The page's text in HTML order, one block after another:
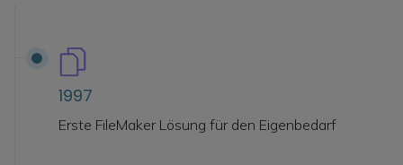
1997
Erste FileMaker Lösung für den Eigenbedarf